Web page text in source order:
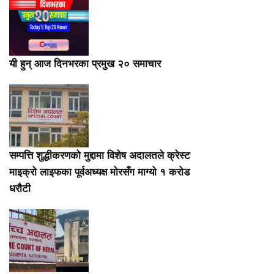
यी हुन् आज दिनभरका प्रमुख २० समाचार
सम्पत्ति शुद्धीकरणको मुद्दामा विशेष अदालतले क्रेस्ट
माइक्रो लाइफका पूर्वअध्यक्ष मोरसँग माग्यो १ करोड
धरौटी